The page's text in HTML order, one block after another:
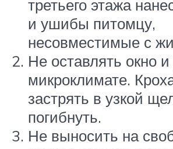
третьего этажа
и ушибы питомцу,
несовместимые с
Не оставлять окно
микроклимате.
застрять в узкой
погибнуть.
Не выносить на